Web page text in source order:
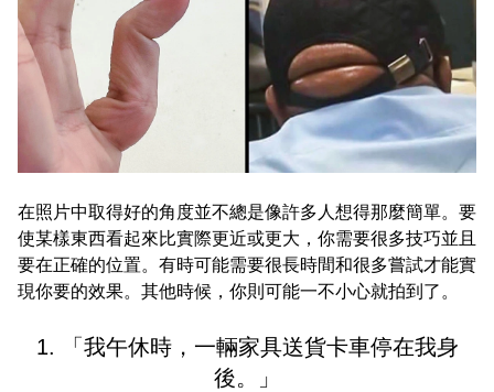
在照片中取得好的角度並不總是像許多人想得那麼簡單。要
使某樣東西看起來比實際更近或更大，你需要很多技巧並且
要在正確的位置。有時可能需要很長時間和很多嘗試才能實
現你要的效果。其他時候，你則可能一不小心就拍到了。
1. 「我午休時，一輛家具送貨卡車停在我身
後。」